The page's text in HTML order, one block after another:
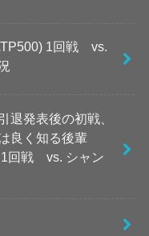
1回戦 vs.
退発表後の初戦、
良く知る後輩
1回戦 vs. シャン